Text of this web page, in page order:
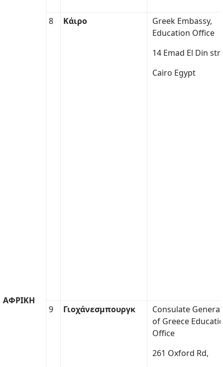
ΑΦΡΙΚΗ
8 Κάιρο
Greek Embassy,
Education Office
14 Emad El Din str-
Cairo Egypt
9 Γιοχάνεσμπουργκ
Consulate General
of Greece
Office
261 Oxford Rd,